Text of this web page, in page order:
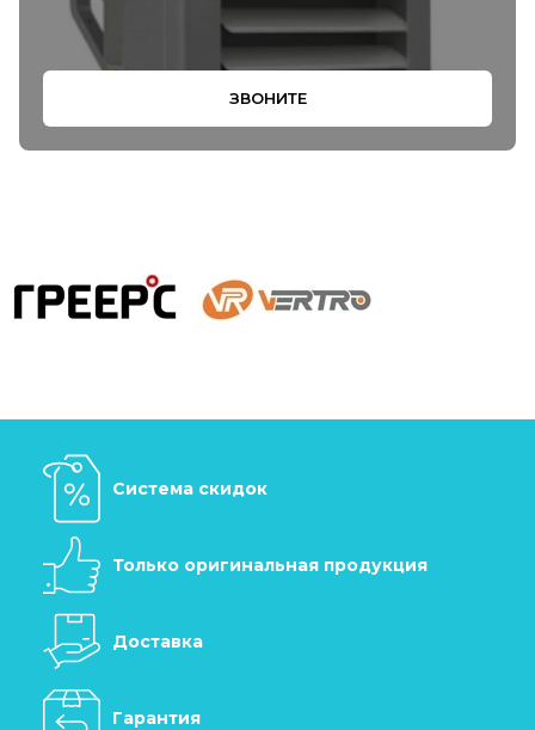
ЗВОНИТЕ
Система скидок
Только оригинальная продукция
Доставка
Гарантия